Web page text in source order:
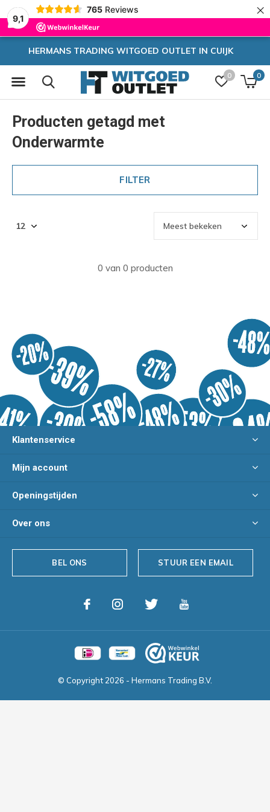
9,1
765 Reviews ×
0 0
HERMANS TRADING WITGOED OUTLET IN CUIJK
Producten getagd met
Onderwarmte
FILTER
0 van 0 producten
Klantenservice
Mijn account
Openingstijden
Over ons
BEL ONS STUUR EEN EMAIL
© Copyright 2026 - Hermans Trading B.V.